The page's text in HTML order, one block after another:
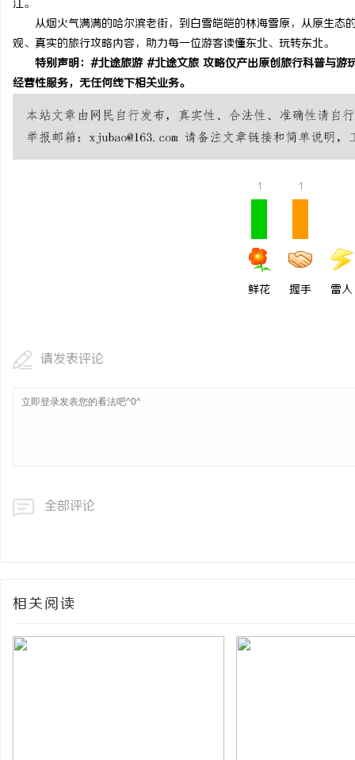
江。
从烟火气满满的哈尔滨老街，到白雪皑皑的林海雪原，从原生态
观、真实的旅行攻略内容，助力每一位游客读懂东北、玩转东北。
特别声明：#北途旅游 #北途文旅 攻略仅产出原创旅行科普与游
经营性服务，无任何线下相关业务。
1
鲜花
1
握手 雷人
请发表评论
全部评论
相关阅读